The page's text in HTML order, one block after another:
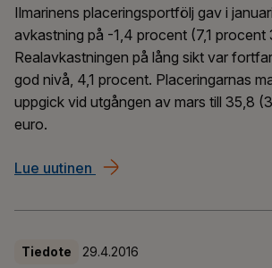
Ilmarinens placeringsportfölj gav i
avkastning på -1,4 procent (7,1 procent
Realavkastningen på lång sikt var
god nivå, 4,1 procent. Placeringarnas
uppgick vid utgången av mars till 35,8
euro.
Lue uutinen KURSNEDGÅNGEN PÅ
Tiedote 29.4.2016